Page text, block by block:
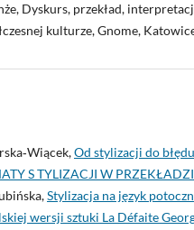
Dyskurs, przekład,
kulturze, Gnome,
Od stylizacji do
S TYLIZACJI W
Stylizacja na język
wersji sztuki La Défaite